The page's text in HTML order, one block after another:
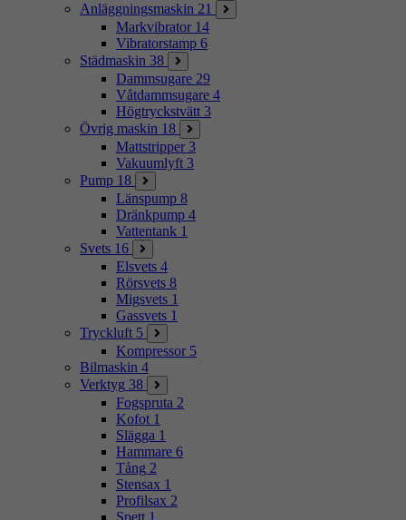
Anläggningsmaskin 21
Markvibrator 14
Vibratorstamp 6
Städmaskin 38
Dammsugare 29
Våtdammsugare 4
Högtryckstvätt 3
Övrig maskin 18
Mattstripper 3
Vakuumlyft 3
Pump 18
Länspump 8
Dränkpump 4
Vattentank 1
Svets 16
Elsvets 4
Rörsvets 8
Migsvets 1
Gassvets 1
Tryckluft 5
Kompressor 5
Bilmaskin 4
Verktyg 38
Fogspruta 2
Kofot 1
Slägga 1
Hammare 6
Tång 2
Stensax 1
Profilsax 2
Spett 1